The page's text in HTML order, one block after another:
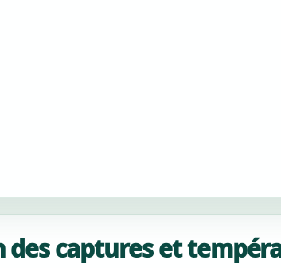
des captures et